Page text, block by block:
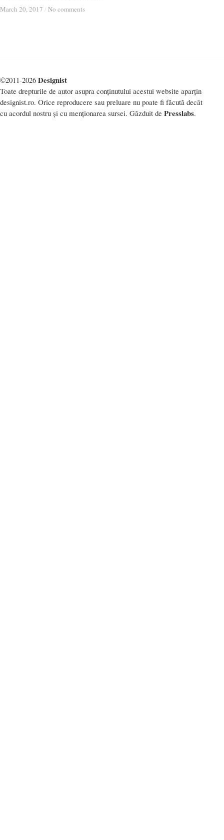
March 20, 2017 / No comments
March 20, 2017 / No comments
©2011-2026 Designist
Toate drepturile de autor asupra conținutului acestui website aparțin
designist.ro. Orice reproducere sau preluare nu poate fi făcută decât
cu acordul nostru și cu menționarea sursei. Găzduit de Presslabs.